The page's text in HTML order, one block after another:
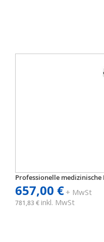
Professionelle medizinische
657,00 €+ MwSt
781,83 € inkl. MwSt